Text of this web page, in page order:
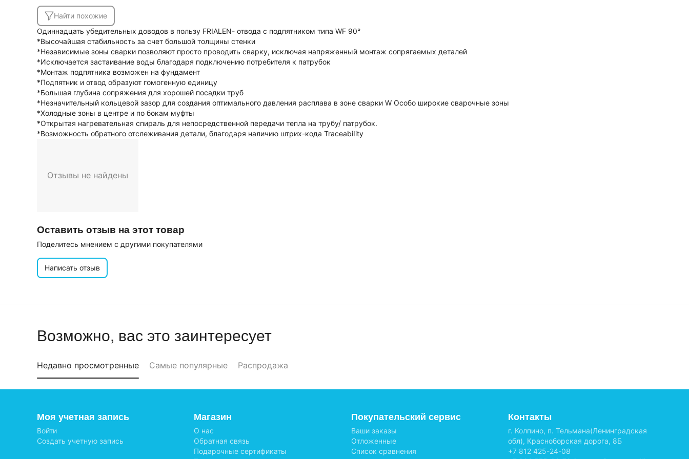
Найти похожие
Одиннадцать убедительных доводов в пользу FRIALEN- отвода с подпятником типа WF 90°
*Высочайшая стабильность за счет большой толщины стенки
*Независимые зоны сварки позволяют просто проводить сварку, исключая напряженный монтаж сопрягаемых деталей
*Исключается застаивание воды благодаря подключению потребителя к патрубок
*Монтаж подпятника возможен на фундамент
*Подпятник и отвод образуют гомогенную единицу
*Большая глубина сопряжения для хорошей посадки труб
*Незначительный кольцевой зазор для создания оптимального давления расплава в зоне сварки W Особо широкие сварочные зоны
*Холодные зоны в центре и по бокам муфты
*Открытая нагревательная спираль для непосредственной передачи тепла на трубу/ патрубок.
*Возможность обратного отслеживания детали, благодаря наличию штрих-кода TraceabiIity
Отзывы не найдены
Оставить отзыв на этот товар
Поделитесь мнением с другими покупателями
Написать отзыв
Возможно, вас это заинтересует
Недавно просмотренные Самые популярные Распродажа
Моя учетная запись
Войти
Создать учетную запись
Магазин
О нас
Обратная связь
Подарочные сертификаты
Покупательский сервис
Ваши заказы
Отложенные
Список сравнения
Контакты
г. Колпино, п. Тельмана(Ленинградская
обл), Красноборская дорога, 8Б
+7 812 425-24-08